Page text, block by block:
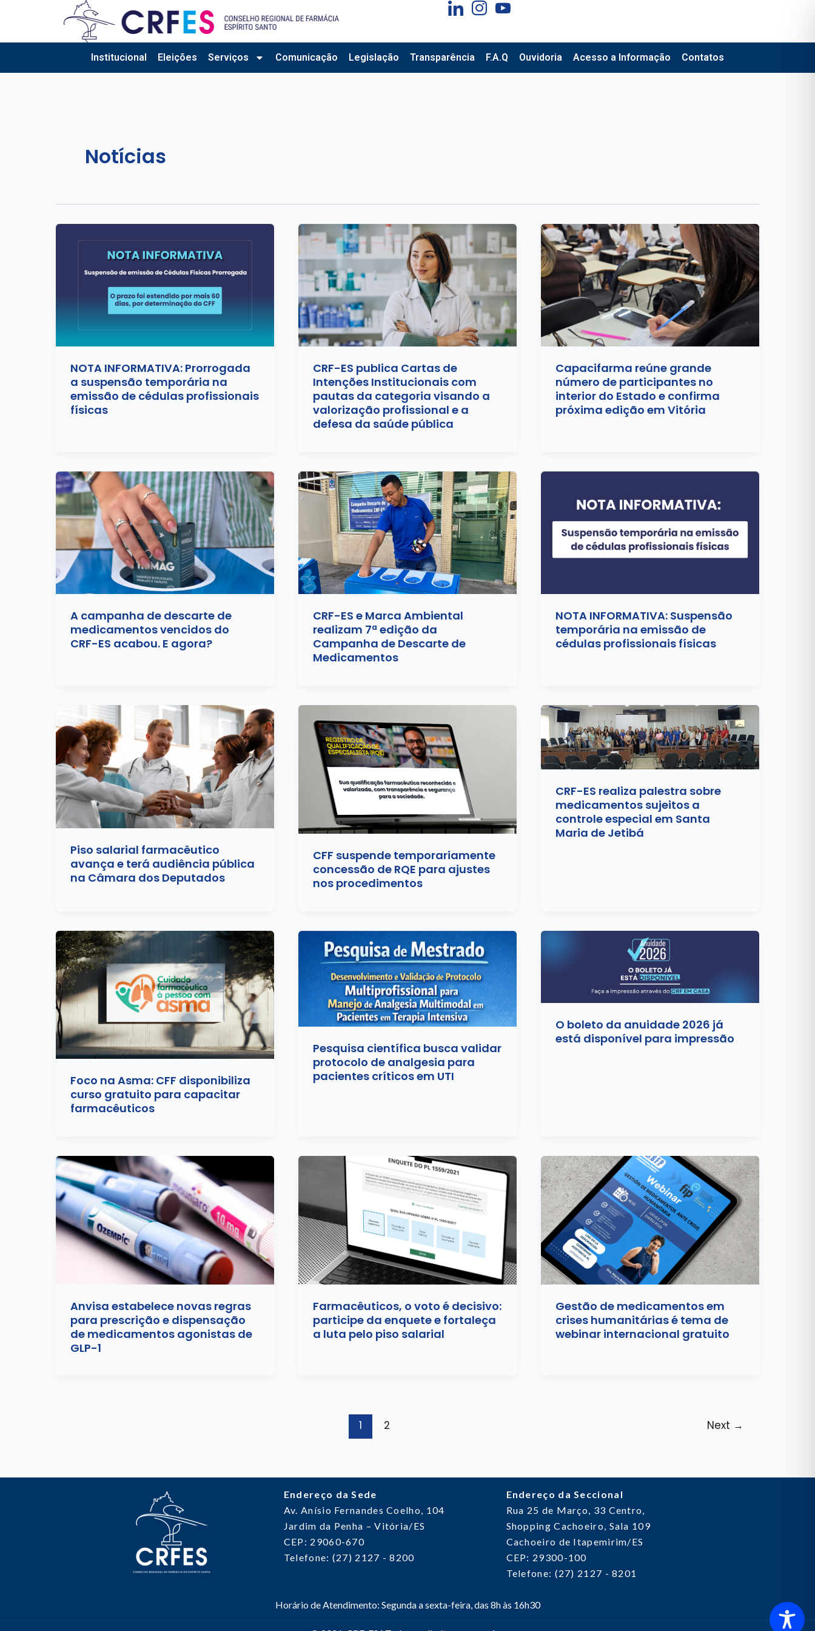
Institucional Eleições Serviços Comunicação Legislação Transparência F.A.Q Ouvidoria Acesso a Informação Contatos
Notícias
NOTA INFORMATIVA: Prorrogada
a suspensão temporária na
emissão de cédulas profissionais
físicas
CRF-ES publica Cartas de
Intenções Institucionais com
pautas da categoria visando a
valorização profissional e a
defesa da saúde pública
Capacifarma reúne grande
número de participantes no
interior do Estado e confirma
próxima edição em Vitória
A campanha de descarte de
medicamentos vencidos do
CRF-ES acabou. E agora?
CRF-ES e Marca Ambiental
realizam 7ª edição da
Campanha de Descarte de
Medicamentos
NOTA INFORMATIVA: Suspensão
temporária na emissão de
cédulas profissionais físicas
Piso salarial farmacêutico
avança e terá audiência pública
na Câmara dos Deputados
CFF suspende temporariamente
concessão de RQE para ajustes
nos procedimentos
CRF-ES realiza palestra sobre
medicamentos sujeitos a
controle especial em Santa
Maria de Jetibá
Foco na Asma: CFF disponibiliza
curso gratuito para capacitar
farmacêuticos
Pesquisa científica busca validar
protocolo de analgesia para
pacientes críticos em UTI
O boleto da anuidade 2026 já
está disponível para impressão
Anvisa estabelece novas regras
para prescrição e dispensação
de medicamentos agonistas de
GLP-1
Farmacêuticos, o voto é decisivo:
participe da enquete e fortaleça
a luta pelo piso salarial
Gestão de medicamentos em
crises humanitárias é tema de
webinar internacional gratuito
1 2 Next →
Endereço da Sede
Av. Anísio Fernandes Coelho, 104
Jardim da Penha – Vitória/ES
CEP: 29060-670
Telefone: (27) 2127 - 8200
Endereço da Seccional
Rua 25 de Março, 33 Centro,
Shopping Cachoeiro, Sala 109
Cachoeiro de Itapemirim/ES
CEP: 29300-100
Telefone: (27) 2127 - 8201
Horário de Atendimento: Segunda a sexta-feira, das 8h às 16h30